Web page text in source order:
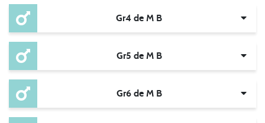
Gr4 de M B
Gr5 de M B
Gr6 de M B